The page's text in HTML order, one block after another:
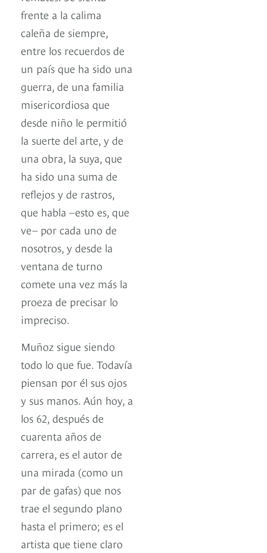
frente a la calima
caleña de siempre,
entre los recuerdos de
un país que ha sido una
guerra, de una familia
misericordiosa que
desde niño le permitió
la suerte del arte, y de
una obra, la suya, que
ha sido una suma de
reflejos y de rastros,
que habla –esto es, que
ve– por cada uno de
nosotros, y desde la
ventana de turno
comete una vez más la
proeza de precisar lo
impreciso.
Muñoz sigue siendo
todo lo que fue. Todavía
piensan por él sus ojos
y sus manos. Aún hoy, a
los 62, después de
cuarenta años de
carrera, es el autor de
una mirada (como un
par de gafas) que nos
trae el segundo plano
hasta el primero; es el
artista que tiene claro